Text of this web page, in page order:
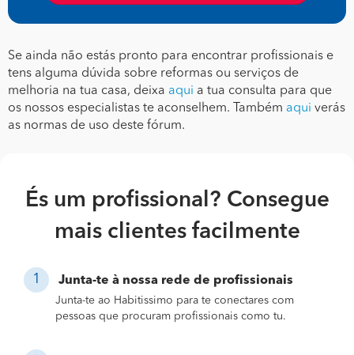
Se ainda não estás pronto para encontrar profissionais e
tens alguma dúvida sobre reformas ou serviços de
melhoria na tua casa, deixa aqui a tua consulta para que
os nossos especialistas te aconselhem. Também aqui verás
as normas de uso deste fórum.
És um profissional? Consegue
mais clientes facilmente
Junta-te à nossa rede de profissionais
Junta-te ao Habitissimo para te conectares com
pessoas que procuram profissionais como tu.